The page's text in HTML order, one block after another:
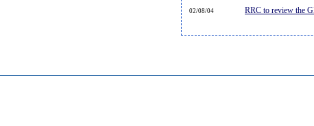
02/08/04 RRC to review the